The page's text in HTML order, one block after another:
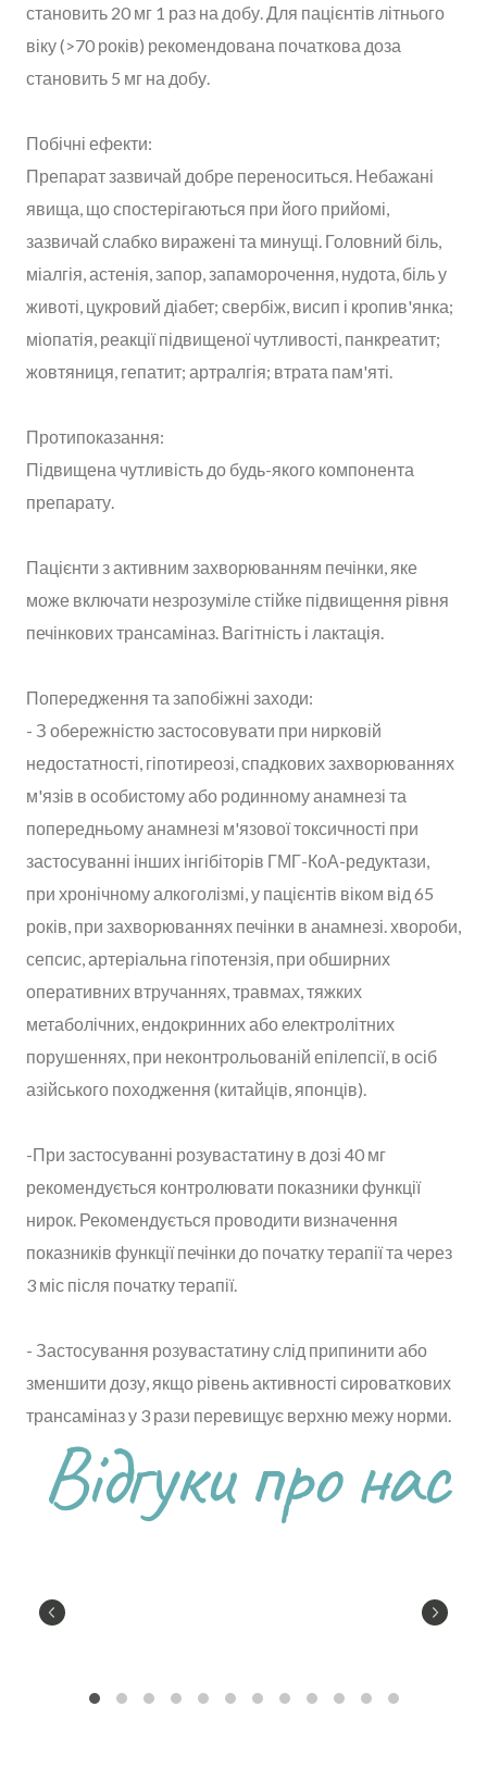
становить 20 мг 1 раз на добу. Для пацієнтів літнього
віку (>70 років) рекомендована початкова доза
становить 5 мг на добу.
Побічні ефекти:
Препарат зазвичай добре переноситься. Небажані
явища, що спостерігаються при його прийомі,
зазвичай слабко виражені та минущі. Головний біль,
міалгія, астенія, запор, запаморочення, нудота, біль у
животі, цукровий діабет; свербіж, висип і кропив'янка;
міопатія, реакції підвищеної чутливості, панкреатит;
жовтяниця, гепатит; артралгія; втрата пам'яті.
Протипоказання:
Підвищена чутливість до будь-якого компонента
препарату.
Пацієнти з активним захворюванням печінки, яке
може включати незрозуміле стійке підвищення рівня
печінкових трансаміназ. Вагітність і лактація.
Попередження та запобіжні заходи:
- З обережністю застосовувати при нирковій
недостатності, гіпотиреозі, спадкових захворюваннях
м'язів в особистому або родинному анамнезі та
попередньому анамнезі м'язової токсичності при
застосуванні інших інгібіторів ГМГ-КоА-редуктази,
при хронічному алкоголізмі, у пацієнтів віком від 65
років, при захворюваннях печінки в анамнезі. хвороби,
сепсис, артеріальна гіпотензія, при обширних
оперативних втручаннях, травмах, тяжких
метаболічних, ендокринних або електролітних
порушеннях, при неконтрольованій епілепсії, в осіб
азійського походження (китайців, японців).
-При застосуванні розувастатину в дозі 40 мг
рекомендується контролювати показники функції
нирок. Рекомендується проводити визначення
показників функції печінки до початку терапії та через
3 міс після початку терапії.
- Застосування розувастатину слід припинити або
зменшити дозу, якщо рівень активності сироваткових
трансаміназ у 3 рази перевищує верхню межу норми.
Відгуки про нас